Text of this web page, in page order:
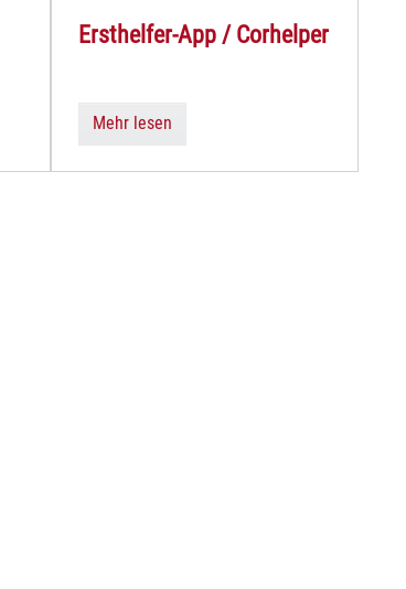
Ersthelfer-App / Corhelper
Mehr lesen